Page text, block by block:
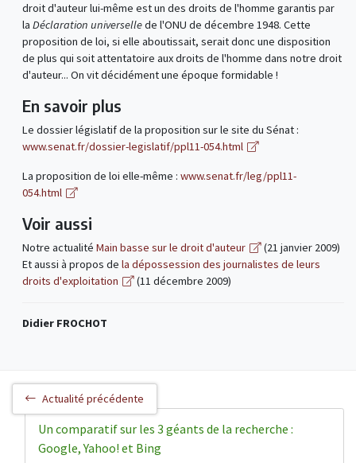
droit d'auteur lui-même est un des droits de l'homme garantis par
la Déclaration universellede l'ONU de décembre 1948. Cette
proposition de loi, si elle aboutissait, serait donc une disposition
de plus qui soit attentatoire aux droits de l'homme dans notre droit
d'auteur... On vit décidément une époque formidable !
En savoir plus
Le dossier législatif de la proposition sur le site du Sénat :
www.senat.fr/dossier-legislatif/ppl11-054.html
La proposition de loi elle-même : www.senat.fr/leg/ppl11-
054.html
Voir aussi
Notre actualité Main basse sur le droit d'auteur
(21 janvier 2009)
Et aussi à propos de la dépossession des journalistes de leurs
droits d'exploitation
(11 décembre 2009)
Didier FROCHOT
Actualité précédente
Un comparatif sur les 3 géants de la recherche :
Google, Yahoo! et Bing